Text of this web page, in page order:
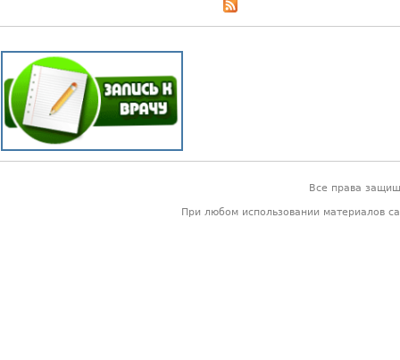
Все права
При любом использовании материалов